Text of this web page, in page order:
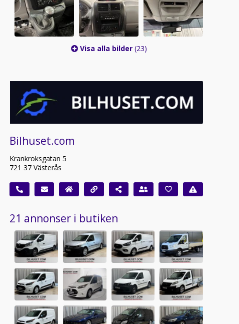
Visa alla bilder (23)
Bilhuset.com
Krankroksgatan 5
721 37 Västerås
21 annonser i butiken